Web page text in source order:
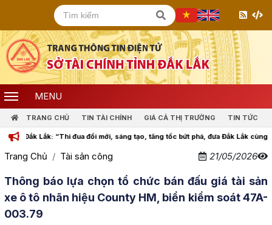
MENU
TRANG CHỦ TIN TÀI CHÍNH GIÁ CẢ THỊ TRƯỜNG TIN TỨC
Lắk: “Thi đua đổi mới, sáng tạo, tăng tốc bứt phá, đưa Đắk Lắk cùng cả nước
Trang Chủ Tài sản công 21/05/2026
Thông báo lựa chọn tổ chức bán đấu giá tài sản
xe ô tô nhãn hiệu County HM, biển kiểm soát 47A-
003.79